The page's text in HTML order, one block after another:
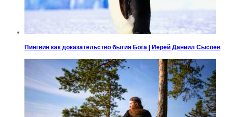
Пингвин как доказательство бытия Бога | Иерей Даниил Сысоев